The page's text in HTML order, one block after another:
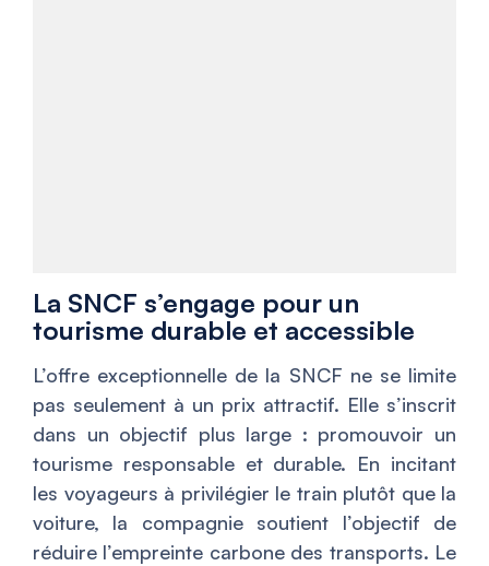
La SNCF s’engage pour un
tourisme durable et accessible
L’offre exceptionnelle de la SNCF ne se limite
pas seulement à un prix attractif. Elle s’inscrit
dans un objectif plus large : promouvoir un
tourisme responsable et durable. En incitant
les voyageurs à privilégier le train plutôt que la
voiture, la compagnie soutient l’objectif de
réduire l’empreinte carbone des transports. Le